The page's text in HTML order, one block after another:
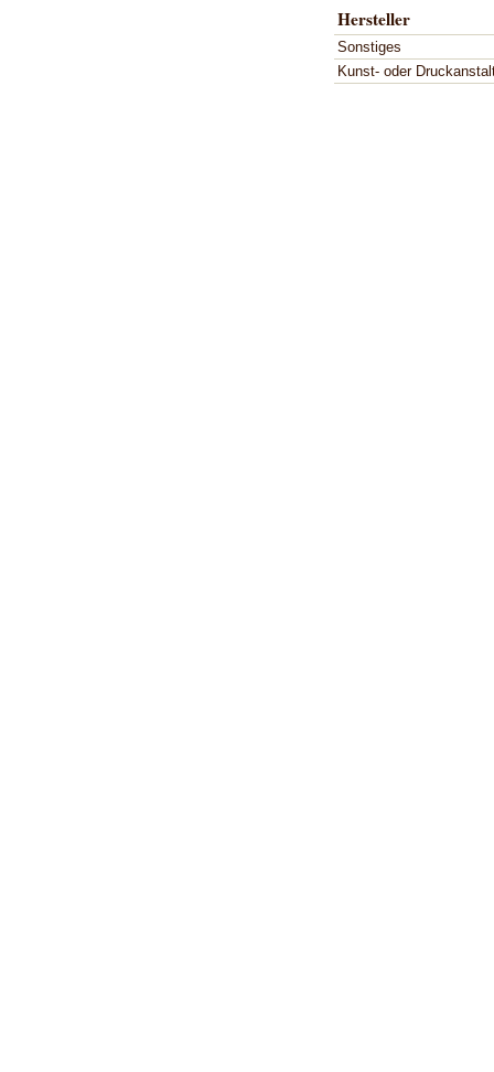
Hersteller
Sonstiges
Kunst- oder